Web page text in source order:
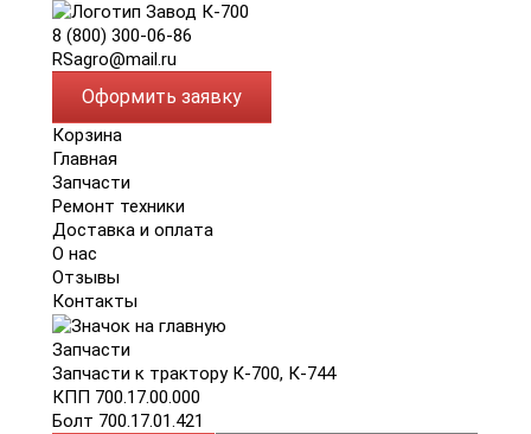
8 (800) 300-06-86
RSagro@mail.ru
Оформить заявку
Корзина
Главная
Запчасти
Ремонт техники
Доставка и оплата
О нас
Отзывы
Контакты
Запчасти
Запчасти к трактору К-700, К-744
КПП 700.17.00.000
Болт 700.17.01.421